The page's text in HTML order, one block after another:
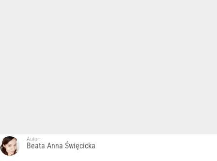
Autor:
Beata Anna Święcicka